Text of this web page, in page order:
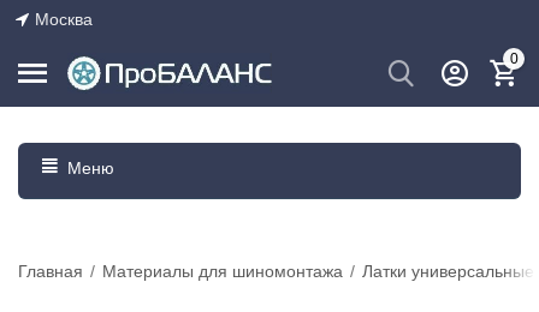
Москва
0
Меню
Главная / Материалы для шиномонтажа / Латки универсальные